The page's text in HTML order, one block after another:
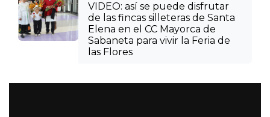
VIDEO: así se puede disfrutar
de las fincas silleteras de Santa
Elena en el CC Mayorca de
Sabaneta para vivir la Feria de
las Flores